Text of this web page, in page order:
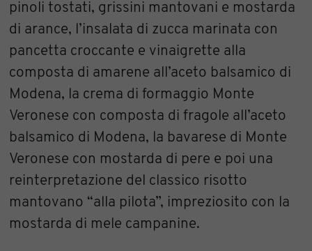
pinoli tostati, grissini mantovani e mostarda
di arance, l’insalata di zucca marinata con
pancetta croccante e vinaigrette alla
composta di amarene all’aceto balsamico di
Modena, la crema di formaggio Monte
Veronese con composta di fragole all’aceto
balsamico di Modena, la bavarese di Monte
Veronese con mostarda di pere e poi una
reinterpretazione del classico risotto
mantovano “alla pilota”, impreziosito con la
mostarda di mele campanine.